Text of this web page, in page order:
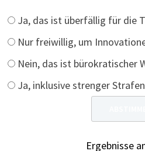
Ja, das ist überfällig für die
Nur freiwillig, um
Nein, das ist bürokratischer
Ja, inklusive strenger
Ergebnisse